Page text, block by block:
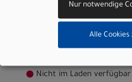
Scott Foil
grey - XS
Nicht im Laden
Nur notwendige
Alle Cookies